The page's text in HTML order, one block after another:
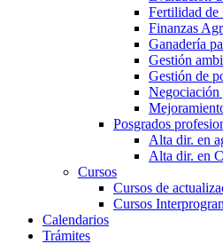
Fertilidad de
Finanzas
Ganadería
Gestión
Gestión de
Negociación
Posgrados
Alta dir. en
Alta dir. en
Cursos
Cursos de
Cursos
Calendarios
Trámites